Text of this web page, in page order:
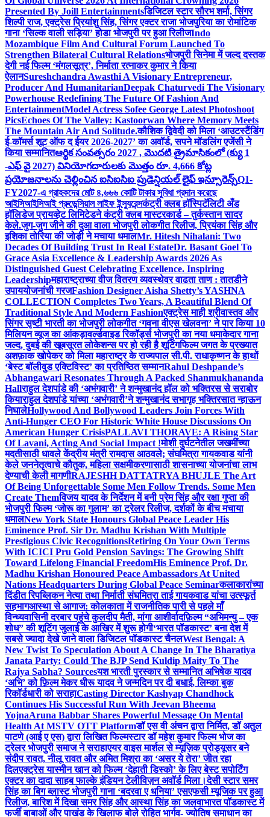
Presented By Joill Entertainmentsडिजिटल स्टार सौरभ शर्मा, सिंगर
शिल्पी राज, एक्ट्रेस प्रियांशु सिंह, सिंगर एक्टर राजा भोजपुरिया का रोमांटिक
गाना ‘सिल्क वाली सड़िया’ होडा भोजपुरी पर हुआ रिलीजIndo
Mozambique Film And Cultural Forum Launched To
Strengthen Bilateral Cultural Relationsभोजपुरी सिनेमा में जल्द दस्तक
देगी नई फिल्म ‘मंगलसूत्र’, निर्माता रत्नाकर कुमार ने किया
ऐलानSureshchandra Awasthi A Visionary Entrepreneur,
Producer And HumanitarianDeepak Chaturvedi The Visionary
Powerhouse Redefining The Future Of Fashion And
EntertainmentModel Actress Sofee George Latest Photoshoot
PicsEchoes Of The Valley: Kastoorwan Where Memory Meets
The Mountain Air And Solitude.कौशिक द्विवेदी को मिला ‘आउटस्टैंडिंग
ई-कॉमर्स शूट ऑफ द ईयर 2026-2027’ का अवॉर्ड, सपने मॉडलिंग एजेंसी ने
किया सम्मानितఆర్థిక సంవత్సరం 2027 , మొదటి త్రైమాసికంలో (క్యు 1
-ఎఫ్ వై 2027) వినియోగదారులకు మొత్తం రూ. 4,666 కోట్ల
ప్రయోజనాలను చెల్లించిన ఐసిఐసిఐ ప్రుడెన్షియల్ లైఫ్ ఇన్సూరెన్స్Q1-
FY2027-এ গ্রাহকদের মোট ৪,৬৬৬ কোটি টাকার সুবিধা প্রদান করেছে
আইসিআইসিআই প্রুডেন্সিয়াল লাইফ ইন্স্যুরেন্সकंट्री क्लब हॉस्पिटॅलिटी अँड
हॉलिडेज प्रायव्हेट लिमिटेडने कंट्री क्लब मास्टरकार्ड – तुर्कस्तान सादर
केले.जुग-जुग जीने की दुआ वाला भोजपुरी लोकगीत रिलीज, प्रियंका सिंह और
इशिका तोरिया की जोड़ी ने मचाया धमालMr. Hitesh Nihalani: Two
Decades Of Building Trust In Real EstateDr. Basant Goel To
Grace Asia Excellence & Leadership Awards 2026 As
Distinguished Guest Celebrating Excellence. Inspiring
Leadershipमहाराष्ट्राच्या वीज वितरण व्यवस्थेवर वाढता ताण : तातडीने
उपाययोजनांची गरजFashion Designer Aisha Shetty’s YASHNA
COLLECTION Completes Two Years, A Beautiful Blend Of
Traditional Style And Modern Fashionएक्ट्रेस माही श्रीवास्तव और
सिंगर सृष्टी भारती का भोजपुरी लोकगीत ‘गवना वीएस खेलवना’ ने पार किया 10
मिलियन व्यूज का आंकड़ावर्ल्डवाइड रिकॉर्ड्स भोजपुरी का नया धमाकेदार गाना
जल्द, दुबई की खूबसूरत लोकेशन्स पर हो रही है शूटिंगफिल्म जगत के प्रख्यात
अशफ़ाक खोपेकर को मिला महाराष्ट्र के राज्यपाल सी.पी. राधाकृष्णन के हाथों
‘बेस्ट बॉलीवुड एक्टिविस्ट’ का प्रतिष्ठित सम्मानRahul Deshpande’s
Abhangawari Resonates Through A Packed Shanmukhananda
Hallराहुल देशपांडे की ‘अभंगवारी’ ने शन्मुखानंद हॉल को भक्तिरस से सराबोर
कियाराहुल देशपांडे यांच्या ‘अभंगवारी’ने शन्मुखानंद सभागृह भक्तिरसात न्हाऊन
निघालेHollywood And Bollywood Leaders Join Forces With
Anti-Hunger CEO For Historic White House Discussions On
American Hunger CrisisPALLAVI THORAVE: A Rising Star
Of Lavani, Acting And Social Impact !मोशी दुर्घटनेतील जखमींच्या
मदतीसाठी धावले केंद्रीय मंत्री रामदास आठवले; संघमित्रा गायकवाड यांनी
केले जननेतृत्वाचे कौतुक, महिला सक्षमीकरणासाठी शासनाच्या योजनांचा लाभ
देण्याची केली मागणीRAJESHH DATTATRYA BHUJLE The Art
Of Being Unforgettable Some Men Follow Trends. Some Men
Create Themविजय यादव के निर्देशन में बनी प्रेम सिंह और रक्षा गुप्ता की
भोजपुरी फिल्म ‘जोरू का गुलाम’ का ट्रेलर रिलीज, दर्शकों के बीच मचाया
धमालNew York State Honours Global Peace Leader His
Eminence Prof. Sir Dr. Madhu Krishan With Multiple
Prestigious Civic RecognitionsRetiring On Your Own Terms
With ICICI Pru Gold Pension Savings: The Growing Shift
Toward Lifelong Financial FreedomHis Eminence Prof. Dr.
Madhu Krishan Honoured Peace Ambassadors At United
Nations Headquarters During Global Peace Seminarकलाकारांच्या
दिंडीत रिपब्लिकन नेत्या तथा निर्माती संघमित्रा ताई गायकवाड यांचा उत्स्फूर्त
सहभागआस्था से आगाज: कोलकाता में राजनीतिक पारी से पहले माँ
विन्ध्यवासिनी दरबार पहुंचे कुलदीप मैती, मांगा आशीर्वादफ़िल्म “अभिमन्यु – एक
शोध” की शूटिंग जुलाई के आखिर में शुरू होगी‘भारत पॉडकास्ट’ बना देश में
सबसे ज्यादा देखे जाने वाला डिजिटल पॉडकास्ट चैनलWest Bengal: A
New Twist To Speculation About A Change In The Bharatiya
Janata Party: Could The BJP Send Kuldip Maity To The
Rajya Sabha? Sourcesयश भारती पुरस्कार से सम्मानित अभिषेक यादव
‘अभि’ को फ़िल्म मेकर धीरू यादव ने जन्मदिन पर दी बधाई, लिम्का बुक
रिकॉर्डधारी को सराहाCasting Director Kashyap Chandhock
Continues His Successful Run With Jeevan Bheema
YojnaAruna Babbar Shares Powerful Message On Mental
Health At MSTV OTT Platformडॉ एस वी अंचन द्वारा निर्मित, डॉ अतुल
पाटणे (आई ए एस) द्वारा लिखित फिल्मस्टार डॉ महेश कुमार फिल्म भोज का
ट्रेलर भोजपुरी समाज ने सराहाएयर वाइस मार्शल से म्यूज़िक प्रोड्यूसर बने
संदीप रावत, नीलू रावत और अमित मिश्रा का ‘असर ये तेरा’ जीत रहा
दिलएक्ट्रेस यास्मीन खान को फिल्म ‘देहाती डिस्को’ के लिए बेस्ट सपोर्टिंग
एक्टर का दादा साहब फाल्के इंडियन टेलीविज़न अवॉर्ड मिला।देसी स्टार समर
सिंह का बिग ब्लास्ट भोजपुरी गाना ‘बदरवा ए धनिया’ एसएफसी म्यूजिक पर हुआ
रिलीज, बारिश में दिखा समर सिंह और आस्था सिंह का जलवाभारत पॉडकास्ट में
फर्जी बाबाओं और पाखंड के खिलाफ बोले रोहित भार्गव- ज्योतिष समाधान का